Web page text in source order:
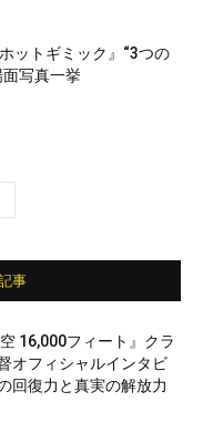
ットギミック』“3つの
写真一挙
事
16,000フィート』クラ
オフィシャルインタビ
回復力と真実の解放力